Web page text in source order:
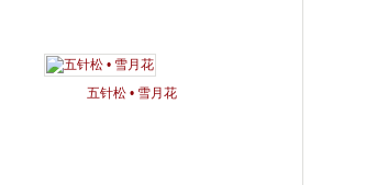
五针松 • 雪月花